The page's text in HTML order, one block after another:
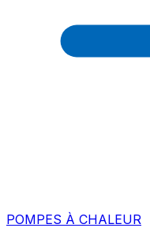
POMPES À CHALEUR